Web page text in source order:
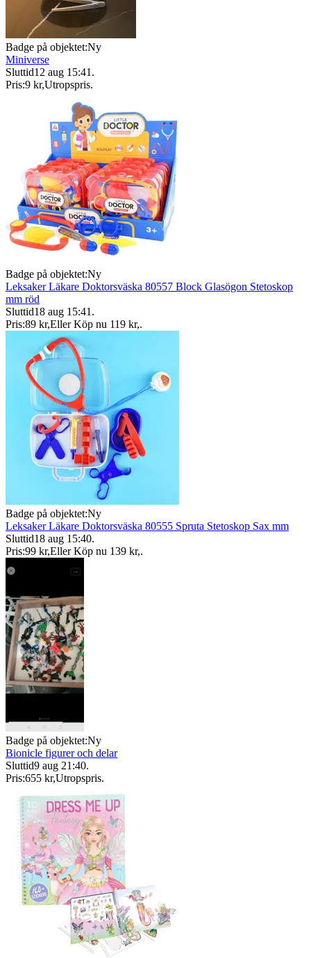
Badge på objektet:Ny
Miniverse
Sluttid12 aug 15:41 .
Pris:9 kr,Utropspris.
Badge på objektet:Ny
Leksaker Läkare Doktorsväska 80557 Block Glasögon Stetoskop
mm röd
Sluttid18 aug 15:41 .
Pris:89 kr,Eller Köp nu 119 kr,.
Badge på objektet:Ny
Leksaker Läkare Doktorsväska 80555 Spruta Stetoskop Sax mm
Sluttid18 aug 15:40.
Pris:99 kr,Eller Köp nu 139 kr,.
Badge på objektet:Ny
Bionicle figurer och delar
Sluttid9 aug 21:40.
Pris:655 kr,Utropspris.